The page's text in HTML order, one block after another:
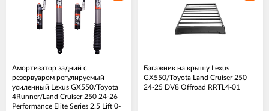
Амортизатор задний с
резервуаром регулируемый
усиленный Lexus GX550/Toyota
4Runner/Land Cruiser 250 24-26
Performance Elite Series 2.5 Lift 0-
Багажник на крышу Lexus
GX550/Toyota Land Cruiser 250
24-25 DV8 Offroad RRTL4-01